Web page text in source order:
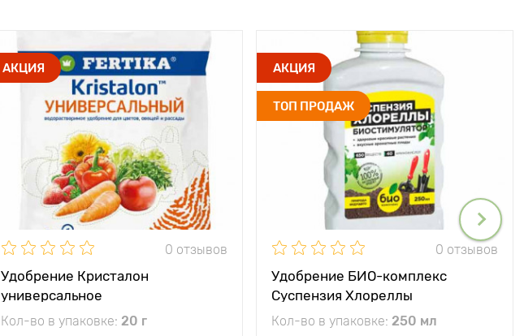
АКЦИЯ
0 отзывов
Удобрение Кристалон
универсальное
Кол-во в упаковке: 20 г
АКЦИЯ
ТОП ПРОДАЖ
0 отзывов
Удобрение БИО-комплекс
Суспензия Хлореллы
Кол-во в упаковке: 250 мл